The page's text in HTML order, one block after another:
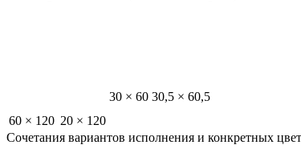
60 × 120 20 × 120
30 × 60 30,5 × 60,5
Сочетания вариантов исполнения и конкретных